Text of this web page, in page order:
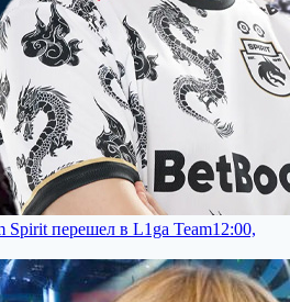
перешел в L1ga Team12:00,